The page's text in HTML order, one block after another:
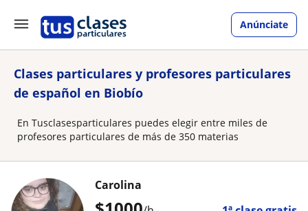
Anúnciate
Clases particulares y profesores particulares
de español en Biobío
En Tusclasesparticulares puedes elegir entre miles de
profesores particulares de más de 350 materias
Carolina